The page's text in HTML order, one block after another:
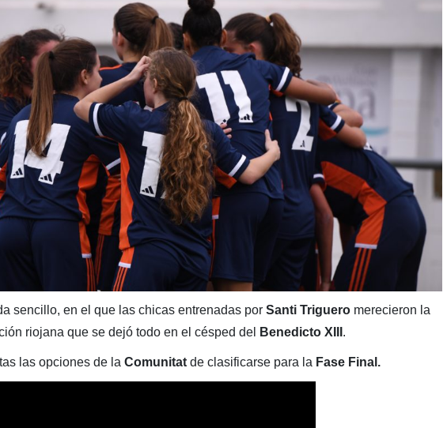
sencillo, en el que las chicas entrenadas por Santi Trigueromerecieron la
riojana que se dejó todo en el césped del
Benedicto XIII .
las opciones de la Comunitatde clasificarse para la Fase Final.